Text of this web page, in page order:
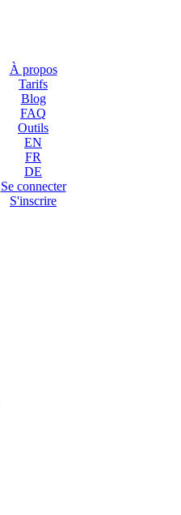
À propos
Tarifs
Blog
FAQ
Outils
EN
FR
DE
Se connecter
S'inscrire